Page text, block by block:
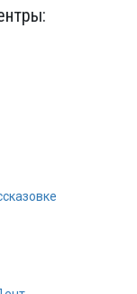
: